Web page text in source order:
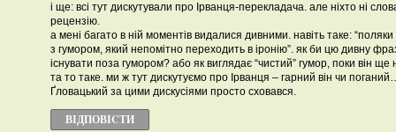
і ще: всі тут дискутували про Ірванця-перекладача. але ніхто ні
рецензію.
а мені багато в ній моментів видалися дивними. навіть таке:
з гумором, який непомітно переходить в іронію”. як би цю дивну
існувати поза гумором? або як виглядає “чистий” гумор, поки він
та то таке. ми ж тут дискутуємо про Ірванця – гарний він чи
Ґловацький за цими дискусіями просто сховався.
ВІДПОВІCТИ